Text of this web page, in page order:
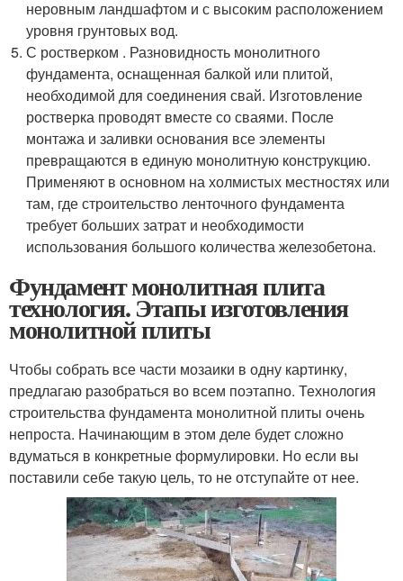
неровным ландшафтом и с высоким расположением
уровня грунтовых вод.
С ростверком . Разновидность монолитного
фундамента, оснащенная балкой или плитой,
необходимой для соединения свай. Изготовление
ростверка проводят вместе со сваями. После
монтажа и заливки основания все элементы
превращаются в единую монолитную конструкцию.
Применяют в основном на холмистых местностях или
там, где строительство ленточного фундамента
требует больших затрат и необходимости
использования большого количества железобетона.
Фундамент монолитная плита
технология. Этапы изготовления
монолитной плиты
Чтобы собрать все части мозаики в одну картинку,
предлагаю разобраться во всем поэтапно. Технология
строительства фундамента монолитной плиты очень
непроста. Начинающим в этом деле будет сложно
вдуматься в конкретные формулировки. Но если вы
поставили себе такую цель, то не отступайте от нее.